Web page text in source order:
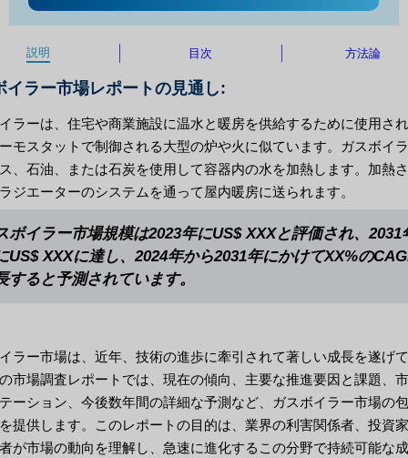
説明 目次 方法論
イラー市場レポートの見通し:
ラーは、住宅や商業施設に温水と暖房を供給するために使用さ
モスタットで制御される大型の炉や火に似ています。ガスボイ
、石油、または石炭を使用して容器内の水を加熱します。加熱
ジエーターのシステムを通って屋内暖房に送られます。
ボイラー市場規模は2023年にUS$ XXXと評価され、2031
US$ XXXに達し、2024年から2031年にかけてXX%の
すると予測されています。
ラー市場は、近年、技術の進歩に牽引されて著しい成長を遂げ
市場調査レポートでは、現在の傾向、主要な推進要因と課題、
ーション、今後数年間の詳細な予測など、ガスボイラー市場の
提供します。このレポートの目的は、業界の利害関係者、投資
が市場の動向を理解し、急速に進化するこの分野で持続可能な